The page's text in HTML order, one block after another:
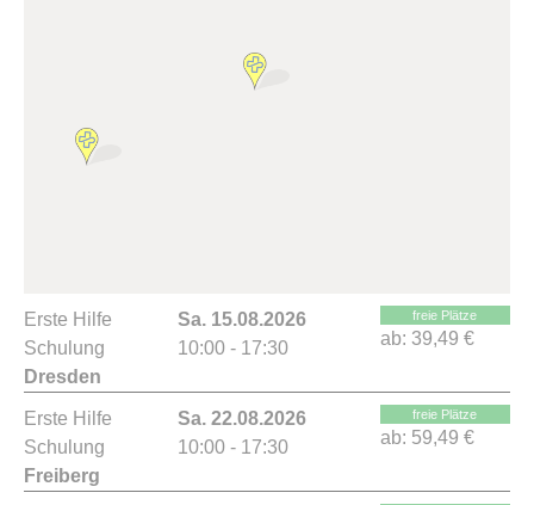
Erste Hilfe
Schulung
Dresden
Sa. 15.08.2026
10:00 - 17:30
freie Plätze
ab: 39,49 €
Erste Hilfe
Schulung
Freiberg
Sa. 22.08.2026
10:00 - 17:30
freie Plätze
ab: 59,49 €